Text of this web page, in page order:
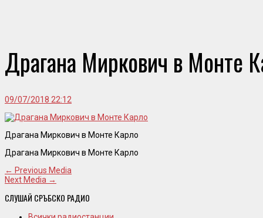
Драгана Миркович в Монте
09/07/2018 22:12
Драгана Миркович в Монте Карло
Драгана Миркович в Монте Карло
← Previous Media
Next Media →
СЛУШАЙ СРЪБСКО РАДИО